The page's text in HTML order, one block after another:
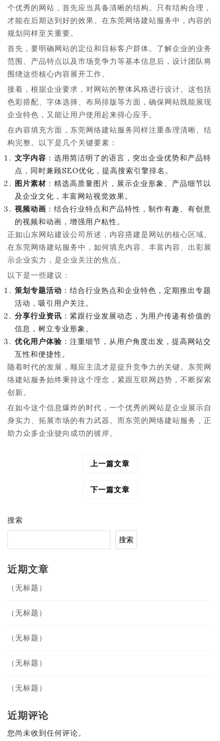
个优秀的网站，首先应当具备清晰的结构。只有结构合理，
才能在后期达到好的效果。在东莞网络建站服务中，内容的
规划同样至关重要。
首先，要明确网站的定位和目标客户群体。了解企业的业务
范围、产品特点以及市场竞争力等基本信息后，设计团队将
围绕这些核心内容展开工作。
接着，根据企业要求，对网站的整体风格进行设计。这包括
色彩搭配、字体选择、布局排版等方面，确保网站既能展现
企业特色，又能让用户使用起来得心应手。
在内容填充方面，东莞网络建站服务同样注重条理清晰、结
构完整。以下是几个关键要素：
文字内容 ：选用简洁明了的语言，突出企业优势和产品特
点，同时兼顾SEO优化，提高搜索引擎排名。
图片素材 ：精选高质量图片，展示企业形象、产品细节以
及企业文化，丰富网站视觉效果。
视频动画 ：结合行业特点和产品特性，制作有趣、有创意
的视频和动画，增强用户粘性。
正如山东网站建设公司所述，内容搭建是网站的核心区域。
在东莞网络建站服务中，如何填充内容、丰富内容、出彩展
示企业实力，是企业关注的焦点。
以下是一些建议：
策划专题活动 ：结合行业热点和企业特色，定期推出专题
活动，吸引用户关注。
分享行业资讯 ：紧跟行业发展动态，为用户传递有价值的
信息，树立专业形象。
优化用户体验 ：注重细节，从用户角度出发，提高网站交
互性和便捷性。
随着时代的发展，顺应主流才是提升竞争力的关键。东莞网
络建站服务始终秉持这个理念，紧跟互联网趋势，不断探索
创新。
在如今这个信息爆炸的时代，一个优秀的网站是企业展示自
身实力、拓展市场的有力武器。而东莞的网络建站服务，正
助力众多企业驶向成功的彼岸。
上一篇文章
下一篇文章
搜索
搜索
近期文章
（无标题）
（无标题）
（无标题）
（无标题）
（无标题）
近期评论
您尚未收到任何评论。